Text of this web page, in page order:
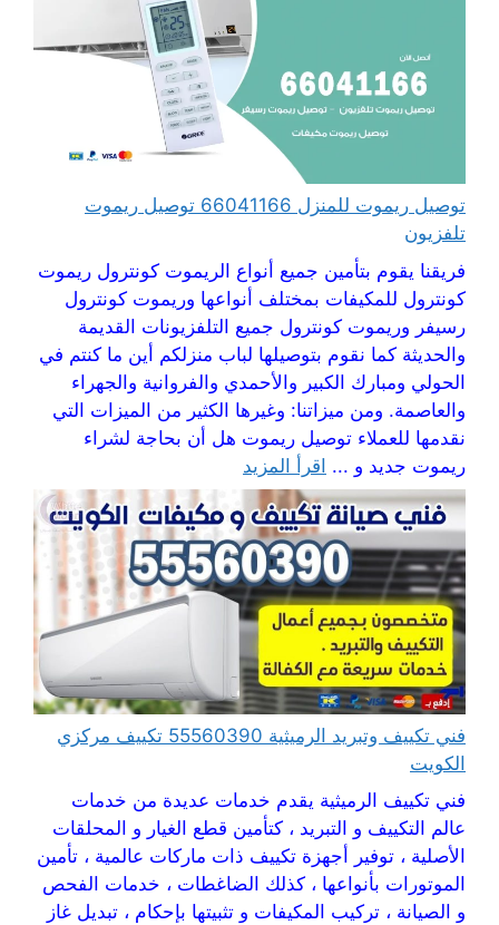
توصيل ريموت للمنزل 66041166 توصيل ريموت
تلفزيون
فريقنا يقوم بتأمين جميع أنواع الريموت كونترول ريموت
كونترول للمكيفات بمختلف أنواعها وريموت كونترول
رسيفر وريموت كونترول جميع التلفزيونات القديمة
والحديثة كما نقوم بتوصيلها لباب منزلكم أين ما كنتم في
الحولي ومبارك الكبير والأحمدي والفروانية والجهراء
والعاصمة. ومن ميزاتنا: وغيرها الكثير من الميزات التي
نقدمها للعملاء توصيل ريموت هل أن بحاجة لشراء
ريموت جديد و ... اقرأ المزيد
فني تكييف وتبريد الرميثية 55560390 تكييف مركزي
الكويت
فني تكييف الرميثية يقدم خدمات عديدة من خدمات
عالم التكييف و التبريد ، كتأمين قطع الغيار و المحلقات
الأصلية ، توفير أجهزة تكييف ذات ماركات عالمية ، تأمين
الموتورات بأنواعها ، كذلك الضاغطات ، خدمات الفحص
و الصيانة ، تركيب المكيفات و تثبيتها بإحكام ، تبديل غاز